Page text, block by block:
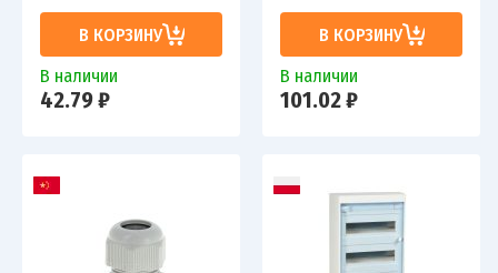
В КОРЗИНУ
В наличии
42.79 ₽
В КОРЗИНУ
В наличии
101.02 ₽